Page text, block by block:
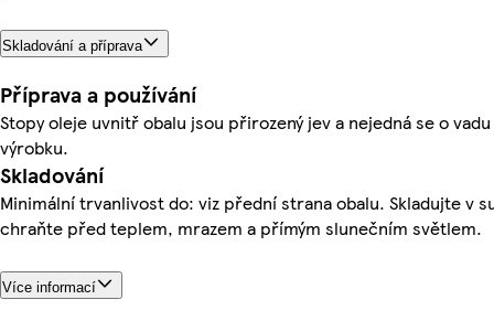
Skladování a příprava
Příprava a používání
Stopy oleje uvnitř obalu jsou přirozený jev a nejedná se o vadu
výrobku.
Skladování
Minimální trvanlivost do: viz přední strana obalu. Skladujte v
chraňte před teplem, mrazem a přímým slunečním světlem.
Více informací